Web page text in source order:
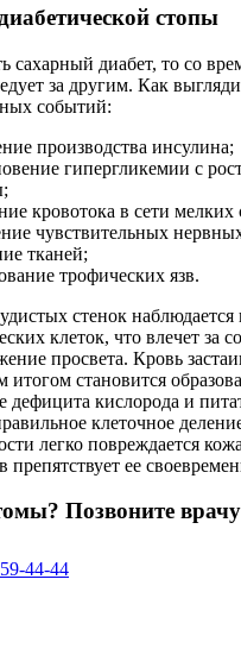
стопы
сахарный диабет, то со
за другим. Как
событий:
производства инсулина;
гипергликемии с
кровотока в сети мелких
чувствительных
тканей;
трофических язв.
стенок наблюдается
клеток, что влечет за
просвета. Кровь
итогом становится
дефицита кислорода и
клеточное
легко повреждается
препятствует ее
Позвоните врачу
44-44